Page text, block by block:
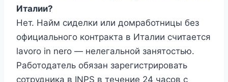
Италии?
Нет. Найм сиделки или домработницы без
официального контракта в Италии считается
lavoro in nero — нелегальной занятостью.
Работодатель обязан зарегистрировать
сотрудника в INPS в течение 24 часов с